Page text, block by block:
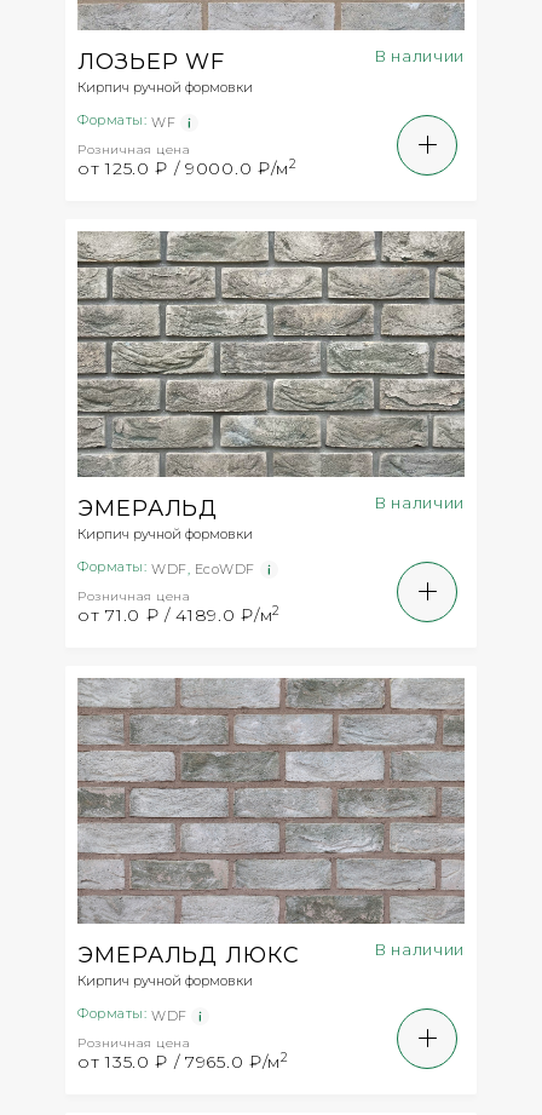
ЛОЗЬЕР WF
Кирпич ручной формовки
В наличии
Форматы: WF
Розничная цена
от 125.0 ₽ / 9000.0 ₽/м2
ЭМЕРАЛЬД
Кирпич ручной формовки
В наличии
Форматы: WDF, EcoWDF
Розничная цена
от 71.0 ₽ / 4189.0 ₽/м2
ЭМЕРАЛЬД ЛЮКС
Кирпич ручной формовки
В наличии
Форматы: WDF
Розничная цена
от 135.0 ₽ / 7965.0 ₽/м2